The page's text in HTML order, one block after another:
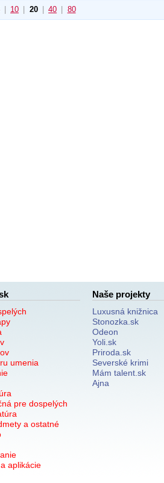
10 20 40 80
umenia
pre dospelých
a ostatné
aplikácie
Naše projekty
Luxusná knižnica
Stonozka.sk
Odeon
Yoli.sk
Priroda.sk
Severské krimi
Mám talent.sk
Ajna